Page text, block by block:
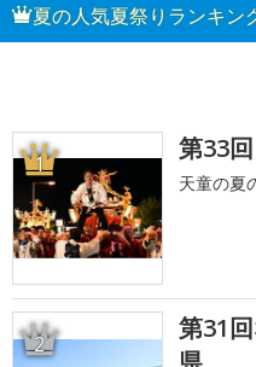
夏の人気夏祭りランキン
1 第33
天童の夏
2
第31